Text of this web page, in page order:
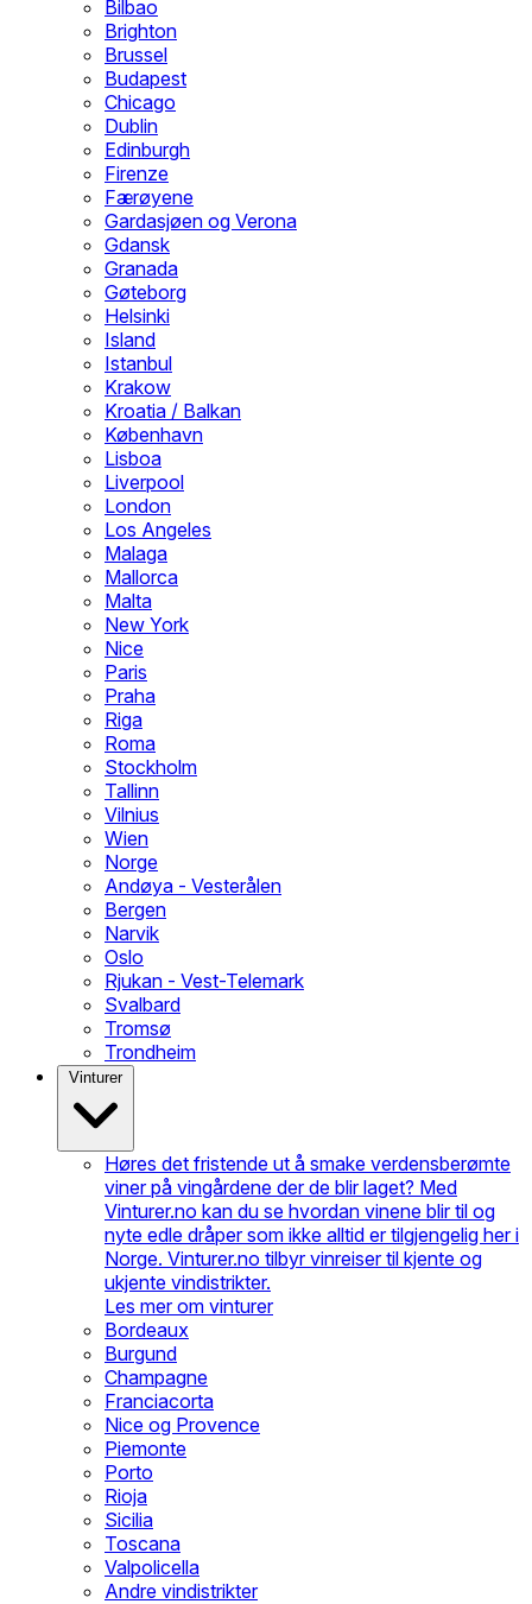
Bilbao
Brighton
Brussel
Budapest
Chicago
Dublin
Edinburgh
Firenze
Færøyene
Gardasjøen og Verona
Gdansk
Granada
Gøteborg
Helsinki
Island
Istanbul
Krakow
Kroatia / Balkan
København
Lisboa
Liverpool
London
Los Angeles
Malaga
Mallorca
Malta
New York
Nice
Paris
Praha
Riga
Roma
Stockholm
Tallinn
Vilnius
Wien
Norge
Andøya - Vesterålen
Bergen
Narvik
Oslo
Rjukan - Vest-Telemark
Svalbard
Tromsø
Trondheim
Vinturer
Høres det fristende ut å smake verdensberømte
viner på vingårdene der de blir laget? Med
Vinturer.no kan du se hvordan vinene blir til og
nyte edle dråper som ikke alltid er tilgjengelig her i
Norge. Vinturer.no tilbyr vinreiser til kjente og
ukjente vindistrikter.
Les mer om vinturer
Bordeaux
Burgund
Champagne
Franciacorta
Nice og Provence
Piemonte
Porto
Rioja
Sicilia
Toscana
Valpolicella
Andre vindistrikter